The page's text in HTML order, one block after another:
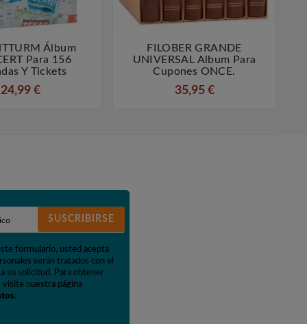

Álbum
Para 156
Y Tickets
24,99 €
 
FILOBER GRANDE
UNIVERSAL Album Para
Cupones ONCE.
35,95 €
SUSCRIBIRSE
formulario, usted acepta
serán tratados con el
su solicitud. Para obtener
visite nuestra página
.